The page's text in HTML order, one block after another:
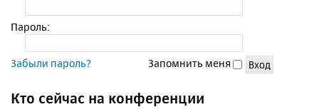
Пароль:
Забыли пароль? Запомнить меня
Кто сейчас на конференции